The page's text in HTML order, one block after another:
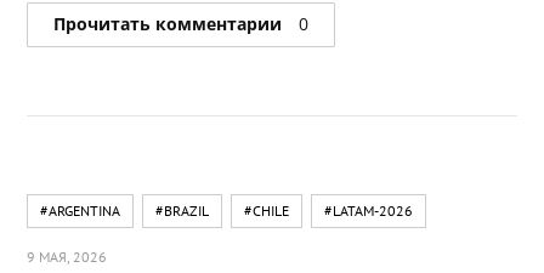
Прочитать комментарии 0
#ARGENTINA #BRAZIL #CHILE #LATAM-2026
9 МАЯ, 2026